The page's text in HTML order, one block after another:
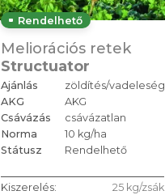
Rendelhető
Meliorációs retek
Structuator
Ajánlás
zöldítés/vadeleség
AKG
AKG
Csávázás
csávázatlan
Norma
10 kg/ha
Státusz
Rendelhető
Kiszerelés:
25 kg/zsák